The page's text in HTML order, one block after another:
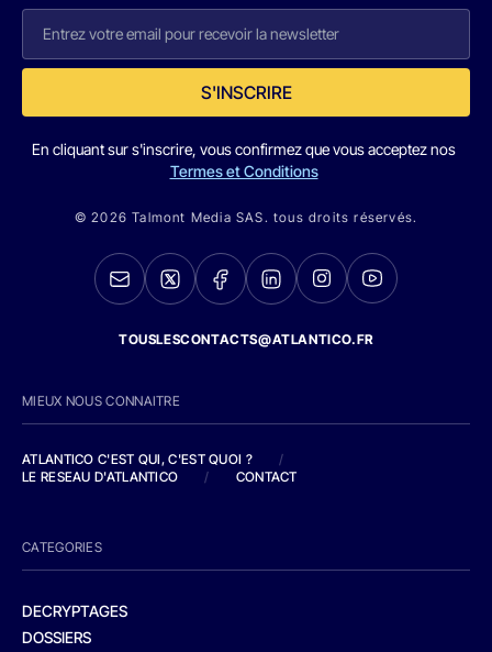
S'INSCRIRE
En cliquant sur s'inscrire, vous confirmez que vous acceptez nos
Termes et Conditions
© 2026 Talmont Media SAS. tous droits réservés.
TOUSLESCONTACTS@ATLANTICO.FR
MIEUX NOUS CONNAITRE
ATLANTICO C'EST QUI, C'EST QUOI ?
/
LE RESEAU D'ATLANTICO
/ CONTACT
CATEGORIES
DECRYPTAGES
DOSSIERS